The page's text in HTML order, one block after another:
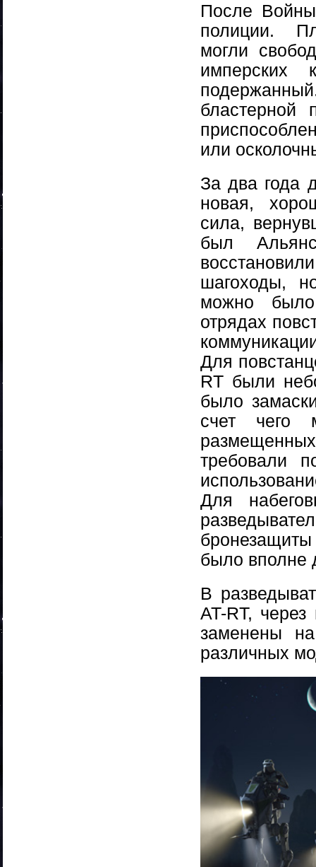
После
полиции.
могли
бластерной
или
За два года
новая,
сила,
был
шагоходы,
можно было
отрядах
Для
RT были
было
счет чего
требовали
Для
было вполне
В
AT-RT,
заменены
различных